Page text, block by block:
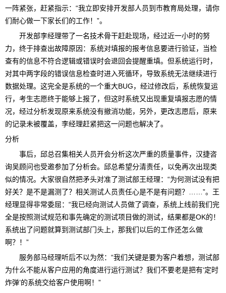
一阵紧张，赶紧指示：“我立即安排开发部人员到市教育局处理，请你
们耐心做一下家长们的工作！”。
开发部李经理带了一名技术骨干赶赴现场，经过近一小时的努
力，终于排查出故障原因：系统对填报的报考信息要进行验证，当检
查有的信息不符合逻辑或错误时会退回会提醒重填。但系统运行时，
对其中两字段的错误信息检查时进入死循环，导致系统无法继续进行
数据处理。这完全是系统的一个重大BUG，经过修改后，系统恢复运
行，考生志愿终于能够上报了，但这时系统又出现重复填报志愿的情
况，经过分析发现原来系统没有撤消功能，另外，更改志愿后，原来
的记录未被覆盖，李经理赶紧把这一问题也解决了。
分析
事后，邱总召集相关人员开会分析这次严重的质量事件，汉捷咨
询吴顾问也受邀参加了分析会。邱总希望分清责任，以免再次出现类
似的情况。大家很自然把矛头对准了测试部王经理：“为何测试没有把
好关？是不是漏测了？相关测试人员责任心是不是有问题？……”。王
经理显得非常委屈：“我已经向测试人员做了调查，系统上线前我们完
全是按照测试规范和事先确定的测试项目做的测试，结果都是OK的！
系统出了问题就算到测试部门头上，那我们以后的工作还怎么做
啊？！”
服务部马经理听后不以为然：“我们关键是要为客户着想，测试部
为什么不能从客户应用的角度进行运行测试？我们不要老是把有‘定时
炸弹’的系统交给客户使用啊！”